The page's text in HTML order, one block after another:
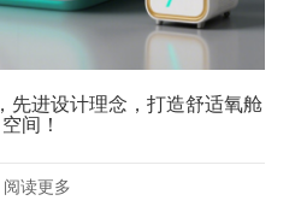
先进设计理念，打造舒适氧舱
空间！
阅读更多